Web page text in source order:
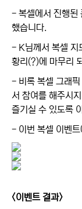
- 복셀에서 진행된
했습니다.
- K님께서 복셀 지
황리(?)에 마무리
- 비록 복셀 그래픽
서 참여를 해주시
즐기실 수 있도록
- 이번 복셀 이벤트
<이벤트 결과>